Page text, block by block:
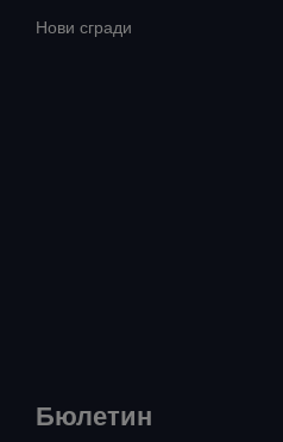
Нови сгради
Бюлетин